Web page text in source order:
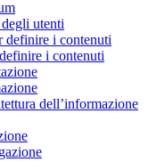
utenti
definire i contenuti
i contenuti
dell’informazione